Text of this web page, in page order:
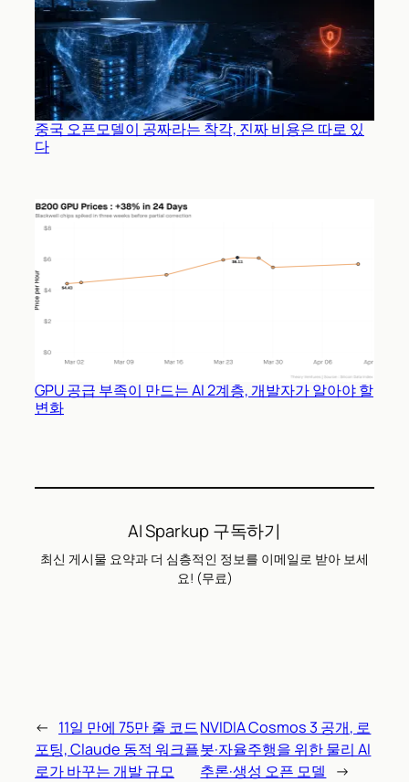
중국 오픈모델이 공짜라는 착각, 진짜 비용은 따로 있
다
GPU 공급 부족이 만드는 AI 2계층, 개발자가 알아야 할
변화
AI Sparkup 구독하기
최신 게시물 요약과 더 심층적인 정보를 이메일로 받아 보세
요! (무료)
← 11일 만에 75만 줄 코드
포팅, Claude 동적 워크플
로가 바꾸는 개발 규모
NVIDIA Cosmos 3 공개, 로
봇·자율주행을 위한 물리 AI
추론·생성 오픈 모델
→